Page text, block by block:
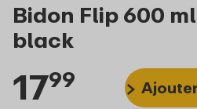
Bidon Flip 600
black
1799